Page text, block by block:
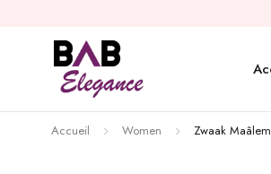
Accueil Women Zwaak